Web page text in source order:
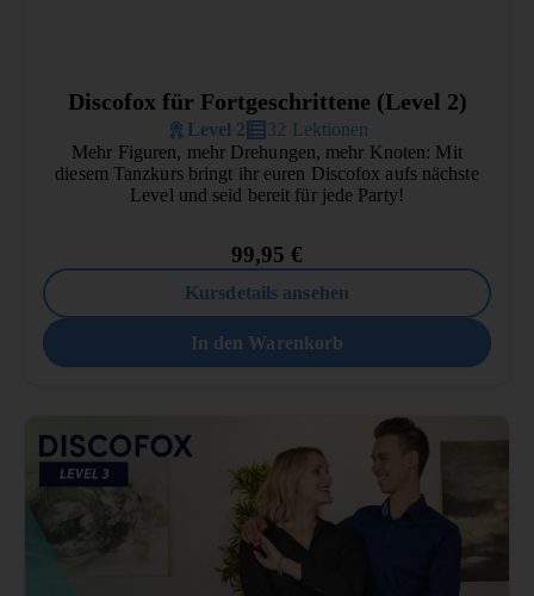
Discofox für Fortgeschrittene (Level 2)
Level 2
32 Lektionen
Mehr Figuren, mehr Drehungen, mehr Knoten: Mit
diesem Tanzkurs bringt ihr euren Discofox aufs nächste
Level und seid bereit für jede Party!
99,95€
Kursdetails ansehen
In den Warenkorb